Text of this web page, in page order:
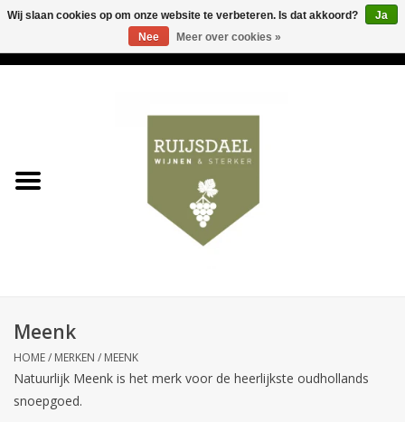
& sterker
Contact
Relatiegeschenken
Meenk
HOME/ MERKEN / MEENK
Natuurlijk Meenk is het merk voor de heerlijkste oudhollands
snoepgoed.
Wij slaan cookies op om onze website te verbeteren. Is dat akkoord?
Ja
Nee
Meer over cookies »